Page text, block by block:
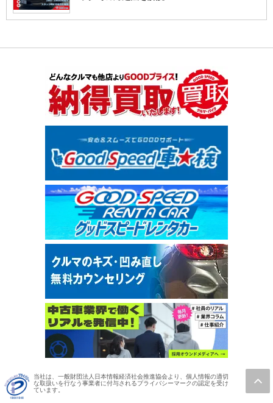
当社は、一般財団法人日本情報経済社会推進協会より、個人情報の適切
な取扱いを行なう事業者に付与されるプライバシーマークの認定を受け
ています。